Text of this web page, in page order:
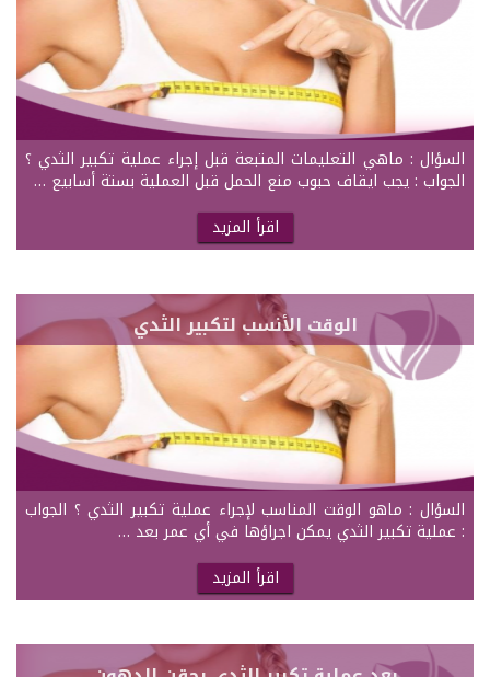
السؤال : ماهي التعليمات المتبعة قبل إجراء عملية تكبير الثدي ؟
الجواب : يجب ايقاف حبوب منع الحمل قبل العملية بستة أسابيع …
اقرأ المزيد
الوقت الأنسب لتكبير الثدي
السؤال : ماهو الوقت المناسب لإجراء عملية تكبير الثدي ؟ الجواب
: عملية تكبير الثدي يمكن اجراؤها في أي عمر بعد …
اقرأ المزيد